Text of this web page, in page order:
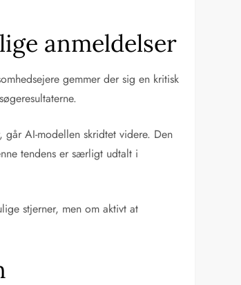
anmeldelser
gemmer der sig en kritisk
går AI-modellen skridtet videre. Den
tendens er særligt udtalt i
stjerner, men om aktivt at